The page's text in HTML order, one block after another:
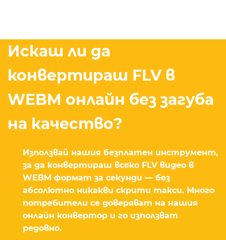
Искаш ли да
конвертираш FLV в
WEBM онлайн без загуба
на качество?
Използвай нашия безплатен инструмент,
за да конвертираш всяко FLV видео в
WEBM формат за секунди — без
абсолютно никакви скрити такси. Много
потребители се доверяват на нашия
онлайн конвертор и го използват
редовно.